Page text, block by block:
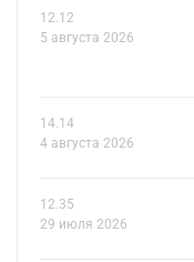
12.12
5 августа 2026
14.14
4 августа 2026
12.35
29 июля 2026